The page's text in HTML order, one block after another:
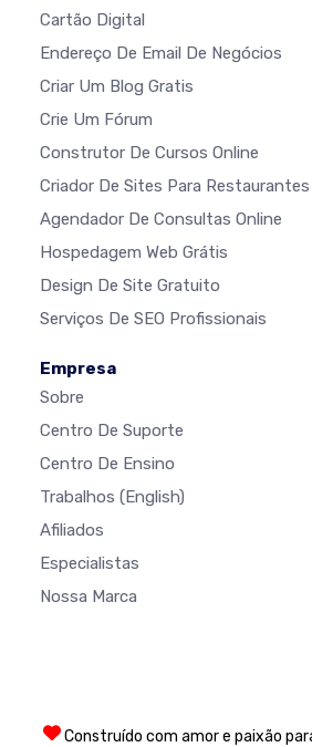
Cartão Digital
Endereço De Email De Negócios
Criar Um Blog Gratis
Crie Um Fórum
Construtor De Cursos Online
Criador De Sites Para Restaurantes
Agendador De Consultas Online
Hospedagem Web Grátis
Design De Site Gratuito
Serviços De SEO Profissionais
Empresa
Sobre
Centro De Suporte
Centro De Ensino
Trabalhos (English)
Afiliados
Especialistas
Nossa Marca
Construído com amor e paixão